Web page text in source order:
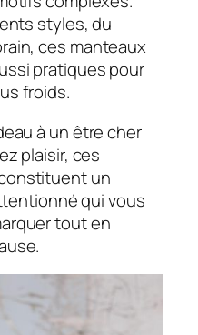
styles, du
ces manteaux
pratiques pour
froids.
à un être cher
plaisir, ces
un
qui vous
tout en